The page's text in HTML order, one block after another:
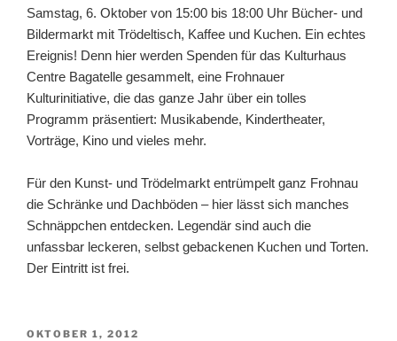
Samstag, 6. Oktober von 15:00 bis 18:00 Uhr Bücher- und
Bildermarkt mit Trödeltisch, Kaffee und Kuchen. Ein echtes
Ereignis! Denn hier werden Spenden für das Kulturhaus
Centre Bagatelle gesammelt, eine Frohnauer
Kulturinitiative, die das ganze Jahr über ein tolles
Programm präsentiert: Musikabende, Kindertheater,
Vorträge, Kino und vieles mehr.
Für den Kunst- und Trödelmarkt entrümpelt ganz Frohnau
die Schränke und Dachböden – hier lässt sich manches
Schnäppchen entdecken. Legendär sind auch die
unfassbar leckeren, selbst gebackenen Kuchen und Torten.
Der Eintritt ist frei.
VERÖFFENTLICHT
OKTOBER 1, 2012